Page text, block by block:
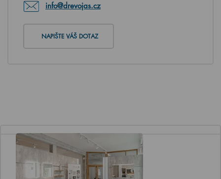
info@drevojas.cz
NAPIŠTE VÁŠ DOTAZ